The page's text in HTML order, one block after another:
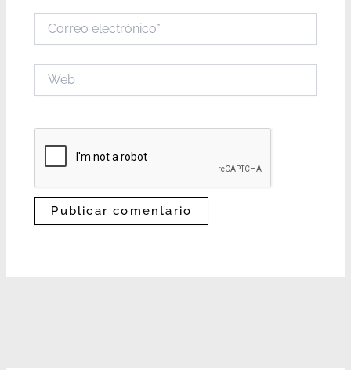
electrónico*